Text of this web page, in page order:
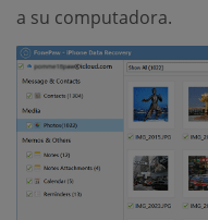
a su computadora.